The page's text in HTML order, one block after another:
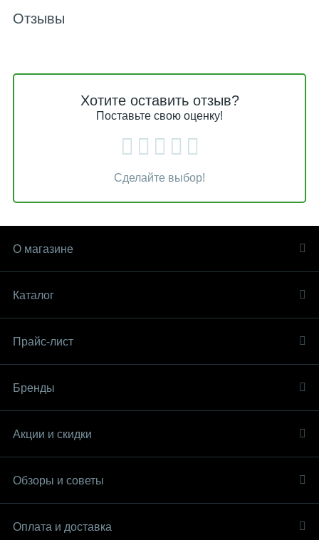
Отзывы
Хотите оставить отзыв?
Поставьте свою оценку!
Сделайте выбор!
О магазине
Каталог
Прайс-лист
Бренды
Акции и скидки
Обзоры и советы
Оплата и доставка